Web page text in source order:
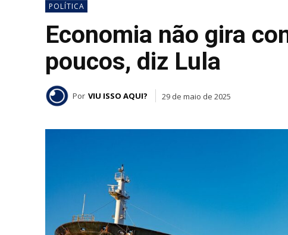
POLÍTICA
Economia não gira
poucos, diz Lula
Por VIU ISSO AQUI? 29 de maio de 2025